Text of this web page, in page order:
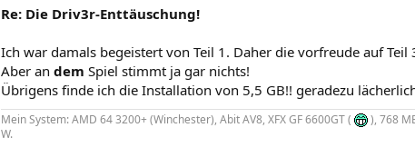
Re: Die Driv3r-Enttäuschung!
Ich war damals begeistert von Teil 1. Daher die vorfreude auf Teil
Aber an dem Spiel stimmt ja gar nichts!
Übrigens finde ich die Installation von 5,5 GB!! geradezu
Mein System: AMD 64 3200+ (Winchester), Abit AV8, XFX GF 6600GT (
), 768
W.